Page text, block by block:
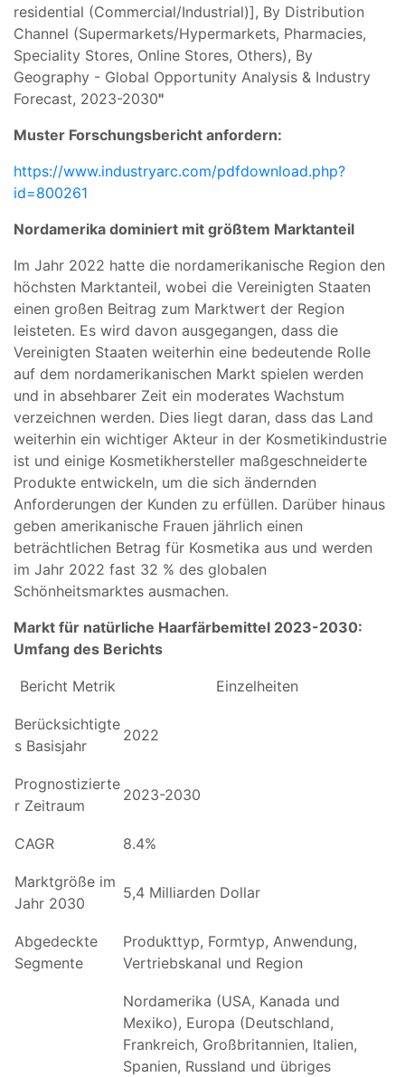
residential (Commercial/Industrial)], By Distribution
Channel (Supermarkets/Hypermarkets, Pharmacies,
Speciality Stores, Online Stores, Others), By
Geography - Global Opportunity Analysis & Industry
Forecast, 2023-2030"
Muster Forschungsbericht anfordern:
https://www.industryarc.com/pdfdownload.php?
id=800261
Nordamerika dominiert mit größtem Marktanteil
Im Jahr 2022 hatte die nordamerikanische Region den
höchsten Marktanteil, wobei die Vereinigten Staaten
einen großen Beitrag zum Marktwert der Region
leisteten. Es wird davon ausgegangen, dass die
Vereinigten Staaten weiterhin eine bedeutende Rolle
auf dem nordamerikanischen Markt spielen werden
und in absehbarer Zeit ein moderates Wachstum
verzeichnen werden. Dies liegt daran, dass das Land
weiterhin ein wichtiger Akteur in der Kosmetikindustrie
ist und einige Kosmetikhersteller maßgeschneiderte
Produkte entwickeln, um die sich ändernden
Anforderungen der Kunden zu erfüllen. Darüber hinaus
geben amerikanische Frauen jährlich einen
beträchtlichen Betrag für Kosmetika aus und werden
im Jahr 2022 fast 32 % des globalen
Schönheitsmarktes ausmachen.
Markt für natürliche Haarfärbemittel 2023-2030:
Umfang des Berichts
Bericht Metrik Einzelheiten
Berücksichtigte
s Basisjahr
2022
Prognostizierte
r Zeitraum
2023-2030
CAGR 8.4%
Marktgröße im
Jahr 2030
5,4 Milliarden Dollar
Abgedeckte
Segmente
Produkttyp, Formtyp, Anwendung,
Vertriebskanal und Region
Nordamerika (USA, Kanada und
Mexiko), Europa (Deutschland,
Frankreich, Großbritannien, Italien,
Spanien, Russland und übriges